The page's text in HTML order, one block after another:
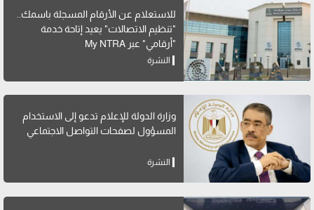
للاستعلام عن الأرقام المسجلة باسمك..
"تنظيم الاتصالات" يعيد إتاحة خدمة
"أرقامي" عبر My NTRA
النشرة
وزارة الدولة للإعلام تدعو إلى الاستخدام
المسؤول لصفحات التواصل الاجتماعي
النشرة